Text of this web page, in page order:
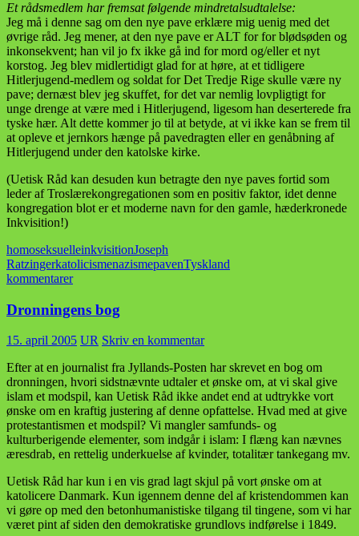
Et rådsmedlem har fremsat følgende mindretalsudtalelse:
Jeg må i denne sag om den nye pave erklære mig uenig med det
øvrige råd. Jeg mener, at den nye pave er ALT for for blødsøden og
inkonsekvent; han vil jo fx ikke gå ind for mord og/eller et nyt
korstog. Jeg blev midlertidigt glad for at høre, at et tidligere
Hitlerjugend-medlem og soldat for Det Tredje Rige skulle være ny
pave; dernæst blev jeg skuffet, for det var nemlig lovpligtigt for
unge drenge at være med i Hitlerjugend, ligesom han deserterede fra
tyske hær. Alt dette kommer jo til at betyde, at vi ikke kan se frem til
at opleve et jernkors hænge på pavedragten eller en genåbning af
Hitlerjugend under den katolske kirke.
(Uetisk Råd kan desuden kun betragte den nye paves fortid som
leder af Troslærekongregationen som en positiv faktor, idet denne
kongregation blot er et moderne navn for den gamle, hæderkronede
Inkvisition!)
homoseksuelleinkvisitionJoseph
RatzingerkatolicismenazismepavenTyskland
kommentarer
Dronningens bog
15. april 2005 UR Skriv en kommentar
Efter at en journalist fra Jyllands-Posten har skrevet en bog om
dronningen, hvori sidstnævnte udtaler et ønske om, at vi skal give
islam et modspil, kan Uetisk Råd ikke andet end at udtrykke vort
ønske om en kraftig justering af denne opfattelse. Hvad med at give
protestantismen et modspil? Vi mangler samfunds- og
kulturberigende elementer, som indgår i islam: I flæng kan nævnes
æresdrab, en rettelig underkuelse af kvinder, totalitær tankegang mv.
Uetisk Råd har kun i en vis grad lagt skjul på vort ønske om at
katolicere Danmark. Kun igennem denne del af kristendommen kan
vi gøre op med den betonhumanistiske tilgang til tingene, som vi har
været pint af siden den demokratiske grundlovs indførelse i 1849.